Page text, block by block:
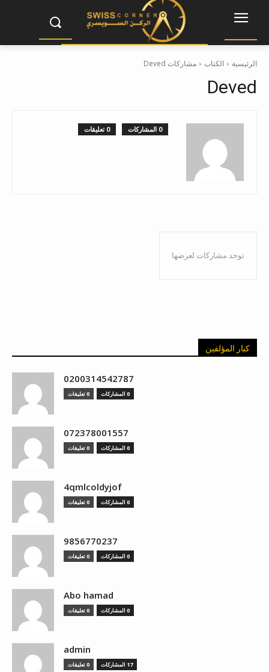
الرئيسية الكتاب مشاركات Deved
Deved
0 المشاركات 0 تعليقات
توجد مشاركات لعرضها
كبار المؤلفين
0200314542787
0 المشاركات 0 تعليقات
072378001557
0 المشاركات 0 تعليقات
4qmlcoldyjof
0 المشاركات 0 تعليقات
9856770237
0 المشاركات 0 تعليقات
Abo hamad
0 المشاركات 0 تعليقات
admin
17 المشاركات 0 تعليقات